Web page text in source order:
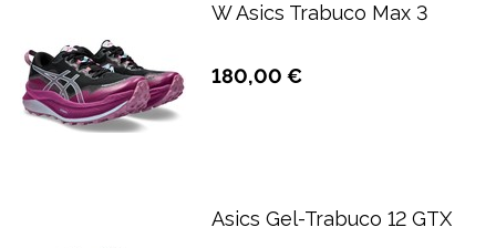
W Asics Trabuco Max 3
180,00 €
Asics Gel-Trabuco 12 GTX